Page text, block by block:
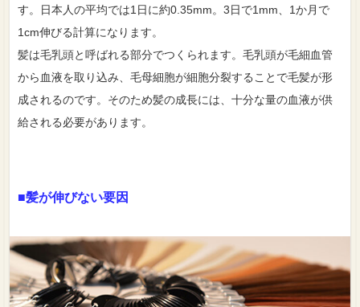
す。日本人の平均では1日に約0.35mm。3日で1mm、1か月で
1cm伸びる計算になります。
髪は毛乳頭と呼ばれる部分でつくられます。毛乳頭が毛細血管
から血液を取り込み、毛母細胞が細胞分裂することで毛髪が形
成されるのです。そのため髪の成長には、十分な量の血液が供
給される必要があります。
■髪が伸びない要因